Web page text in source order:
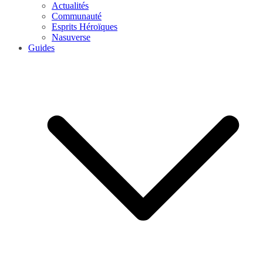
Actualités
Communauté
Esprits Héroïques
Nasuverse
Guides